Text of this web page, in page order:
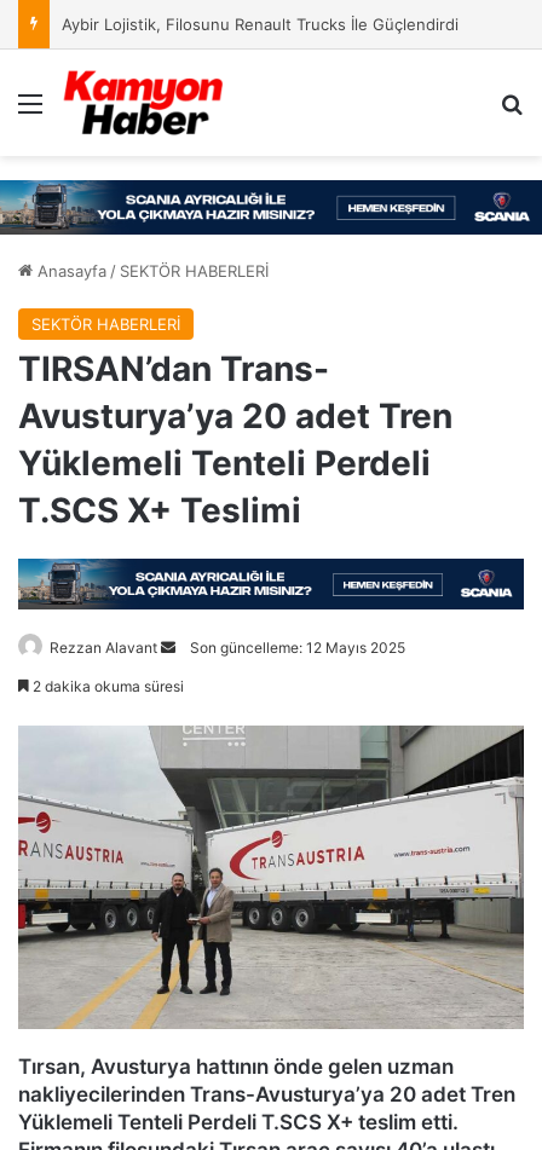
Aybir Lojistik, Filosunu Renault Trucks İle Güçlendirdi
Menü
Anasayfa / SEKTÖR HABERLERİ
SEKTÖR HABERLERİ
TIRSAN’dan Trans-
Avusturya’ya 20 adet Tren
Yüklemeli Tenteli Perdeli
T.SCS X+ Teslimi
Rezzan Alavant
Bir
göndermek
Son güncelleme: 12 Mayıs 2025
2 dakika okuma süresi
Tırsan, Avusturya hattının önde gelen uzman
nakliyecilerinden Trans-Avusturya’ya 20 adet Tren
Yüklemeli Tenteli Perdeli T.SCS X+ teslim etti.